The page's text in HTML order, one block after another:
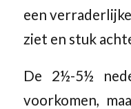
een
ziet en stuk
De 2½-5½
voorkomen,